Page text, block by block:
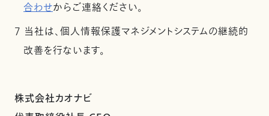
合わせからご連絡ください。
7 当社は、個人情報保護マネジメントシステムの継続的
改善を行ないます。
株式会社カオナビ